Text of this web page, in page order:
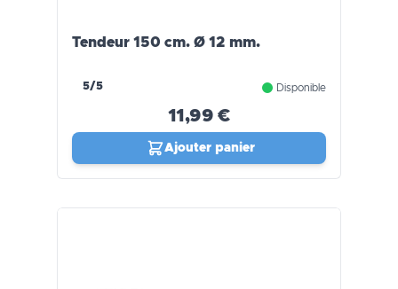
Tendeur 150 cm. Ø 12 mm.
5/5 Disponible
11,99 €
Ajouter panier